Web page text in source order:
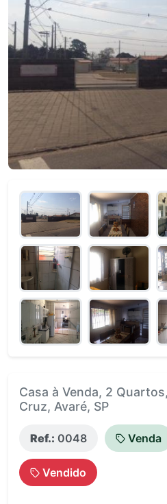
Casa à Venda, 2
Cruz, Avaré, SP
Ref.: 0048 Venda
Vendido